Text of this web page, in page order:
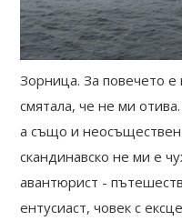
Зорница. За повечето е
смятала, че не ми
а също и
скандинавско не ми е
авантюрист -
ентусиаст, човек с